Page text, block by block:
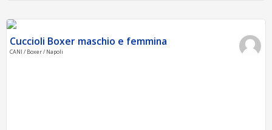
Cuccioli Boxer maschio e femmina
CANI / Boxer / Napoli